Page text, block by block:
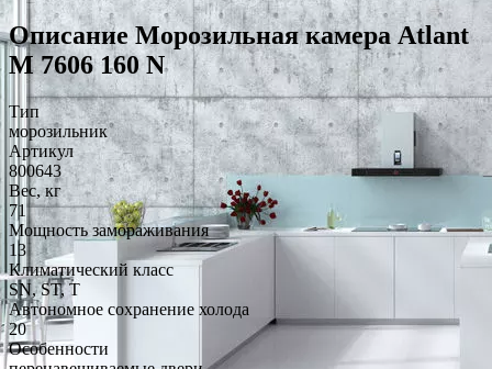
Описание Морозильная камера Atlant
М 7606 160 N
Тип
морозильник
Артикул
800643
Вес, кг
71
Мощность замораживания
13
Климатический класс
SN, ST, T
Автономное сохранение холода
20
Особенности